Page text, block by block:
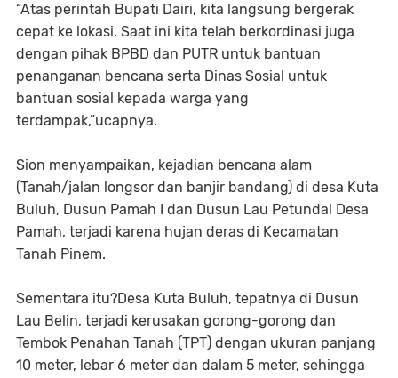
“Atas perintah Bupati Dairi, kita langsung bergerak
cepat ke lokasi. Saat ini kita telah berkordinasi juga
dengan pihak BPBD dan PUTR untuk bantuan
penanganan bencana serta Dinas Sosial untuk
bantuan sosial kepada warga yang
terdampak,”ucapnya.
Sion menyampaikan, kejadian bencana alam
(Tanah/jalan longsor dan banjir bandang) di desa Kuta
Buluh, Dusun Pamah I dan Dusun Lau Petundal Desa
Pamah, terjadi karena hujan deras di Kecamatan
Tanah Pinem.
Sementara itu?Desa Kuta Buluh, tepatnya di Dusun
Lau Belin, terjadi kerusakan gorong-gorong dan
Tembok Penahan Tanah (TPT) dengan ukuran panjang
10 meter, lebar 6 meter dan dalam 5 meter, sehingga